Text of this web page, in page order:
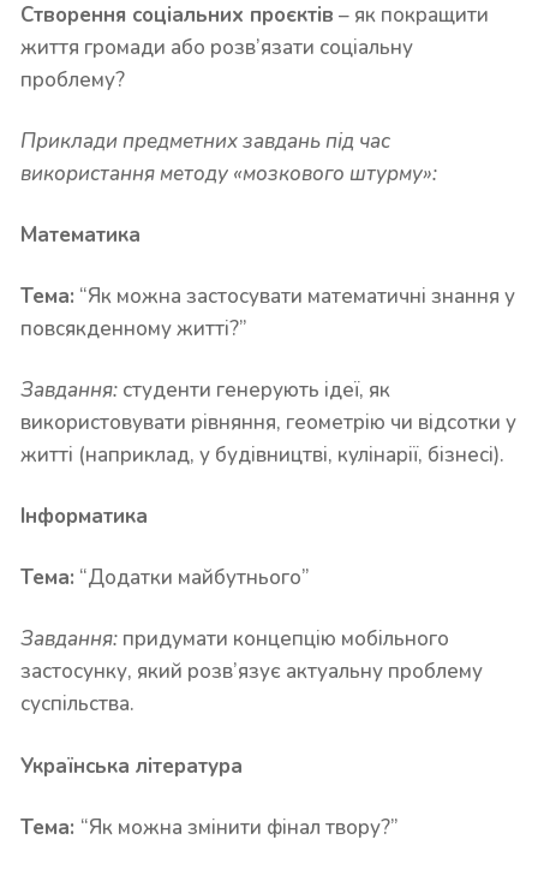
Створення соціальних проєктів – як покращити
життя громади або розв’язати соціальну
проблему?
Приклади предметних завдань під час
використання методу «мозкового штурму»:
Математика
Тема: “Як можна застосувати математичні знання у
повсякденному житті?”
Завдання: студенти генерують ідеї, як
використовувати рівняння, геометрію чи відсотки у
житті (наприклад, у будівництві, кулінарії, бізнесі).
Інформатика
Тема: “Додатки майбутнього”
Завдання: придумати концепцію мобільного
застосунку, який розв’язує актуальну проблему
суспільства.
Українська література
Тема: “Як можна змінити фінал твору?”